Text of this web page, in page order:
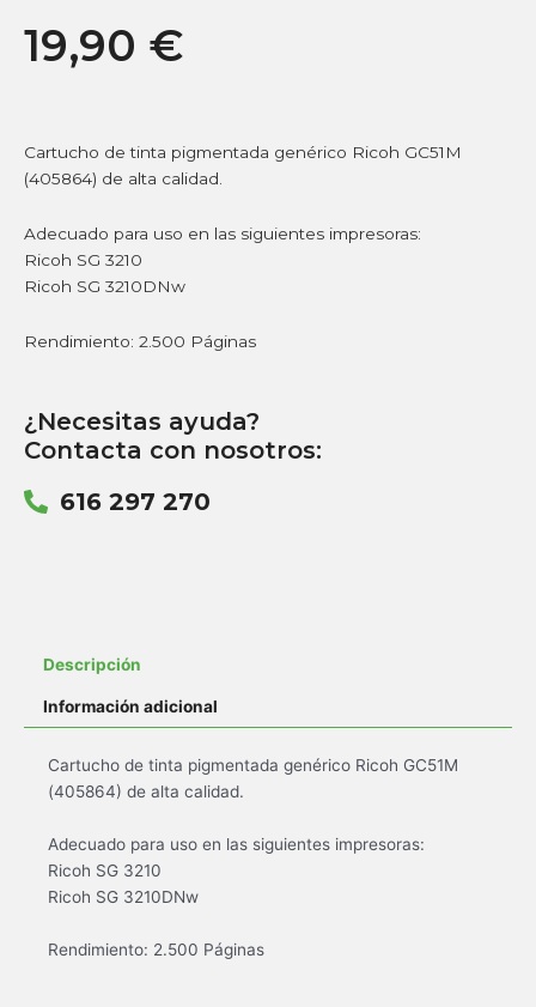
19,90 €
Cartucho de tinta pigmentada genérico Ricoh GC51M
(405864) de alta calidad.
Adecuado para uso en las siguientes impresoras:
Ricoh SG 3210
Ricoh SG 3210DNw
Rendimiento: 2.500 Páginas
¿Necesitas ayuda?
Contacta con nosotros:
616 297 270
Descripción
Información adicional
Cartucho de tinta pigmentada genérico Ricoh GC51M
(405864) de alta calidad.
Adecuado para uso en las siguientes impresoras:
Ricoh SG 3210
Ricoh SG 3210DNw
Rendimiento: 2.500 Páginas